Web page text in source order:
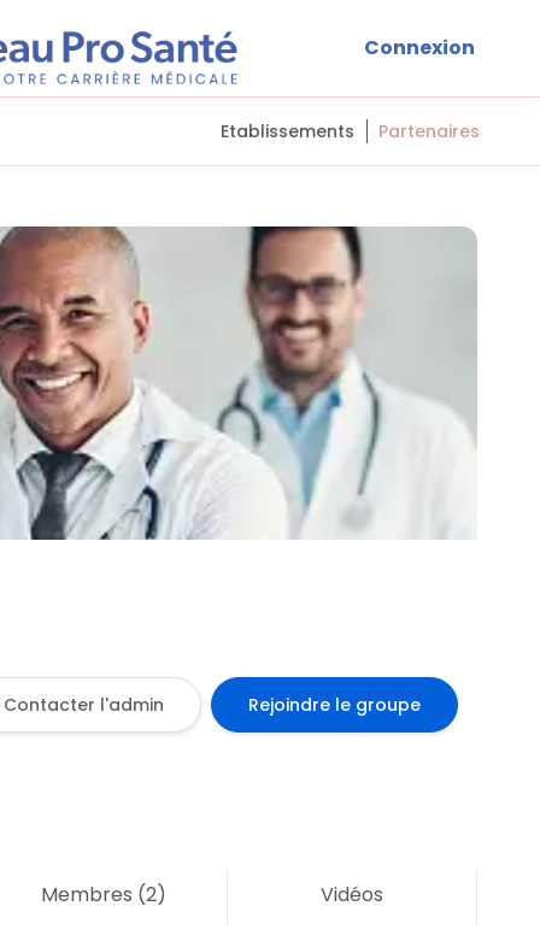
Connexion
Etablissements Partenaires
Contacter l'admin Rejoindre le groupe
Membres (2) Vidéos